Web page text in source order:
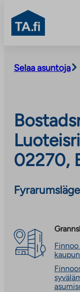
content
TA.fi
Selaa asuntoja
02270,